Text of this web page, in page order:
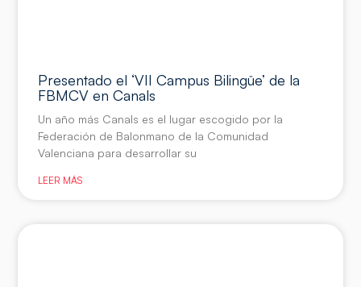
Presentado el ‘VII Campus Bilingüe’ de la
FBMCV en Canals
Un año más Canals es el lugar escogido por la
Federación de Balonmano de la Comunidad
Valenciana para desarrollar su
LEER MÁS